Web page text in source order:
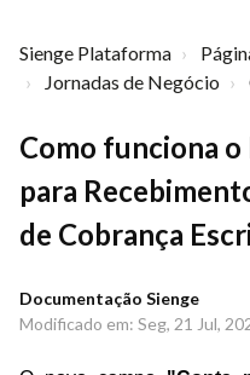
Sienge Plataforma
Jornadas de Negócio
Como funciona
para
de Cobrança
Documentação Sienge
Modificado em: Seg, 21 Jul,